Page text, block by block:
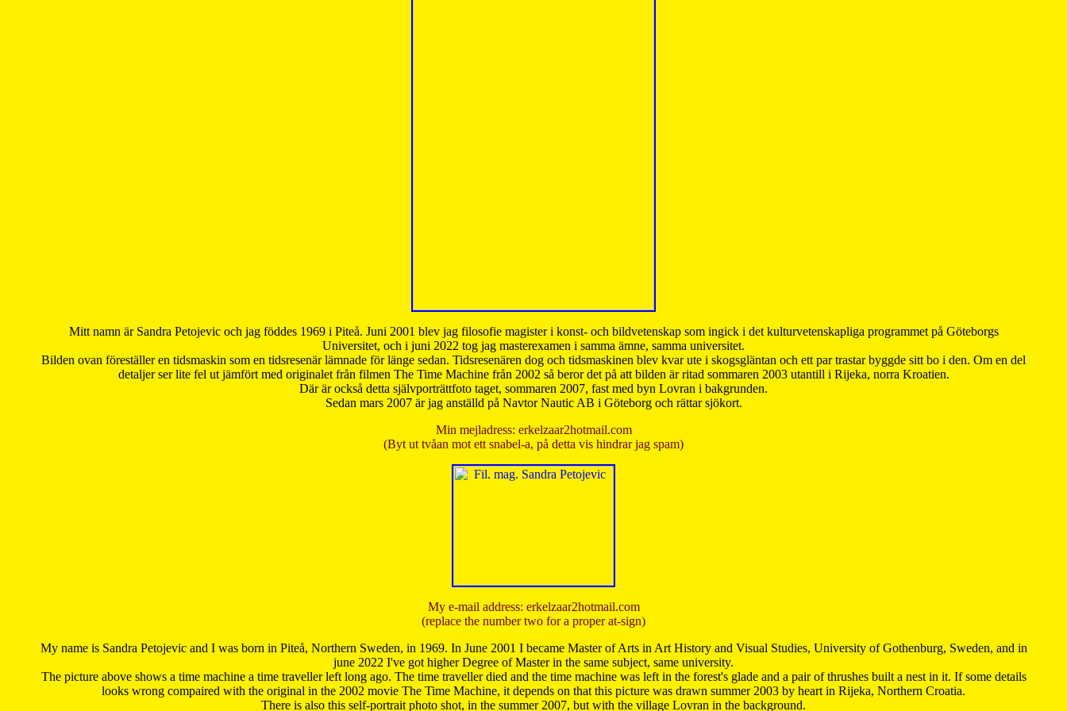
Mitt namn är Sandra Petojevic och jag föddes 1969 i Piteå. Juni 2001 blev jag filosofie magister i konst- och bildvetenskap som ingick i det kulturvetenskapliga programmet på Göteborgs
Universitet, och i juni 2022 tog jag masterexamen i samma ämne, samma universitet.
Bilden ovan föreställer en tidsmaskin som en tidsresenär lämnade för länge sedan. Tidsresenären dog och tidsmaskinen blev kvar ute i skogsgläntan och ett par trastar byggde sitt bo i den. Om en del
detaljer ser lite fel ut jämfört med originalet från filmen The Time Machine från 2002 så beror det på att bilden är ritad sommaren 2003 utantill i Rijeka, norra Kroatien.
Där är också detta självporträttfoto taget, sommaren 2007, fast med byn Lovran i bakgrunden.
Sedan mars 2007 är jag anställd på Navtor Nautic AB i Göteborg och rättar sjökort.
Min mejladress: erkelzaar2hotmail.com
(Byt ut tvåan mot ett snabel-a, på detta vis hindrar jag spam)
My e-mail address: erkelzaar2hotmail.com
(replace the number two for a proper at-sign)
My name is Sandra Petojevic and I was born in Piteå, Northern Sweden, in 1969. In June 2001 I became Master of Arts in Art History and Visual Studies, University of Gothenburg, Sweden, and in
june 2022 I've got higher Degree of Master in the same subject, same university.
The picture above shows a time machine a time traveller left long ago. The time traveller died and the time machine was left in the forest's glade and a pair of thrushes built a nest in it. If some details
looks wrong compaired with the original in the 2002 movie The Time Machine, it depends on that this picture was drawn summer 2003 by heart in Rijeka, Northern Croatia.
There is also this self-portrait photo shot, in the summer 2007, but with the village Lovran in the background.